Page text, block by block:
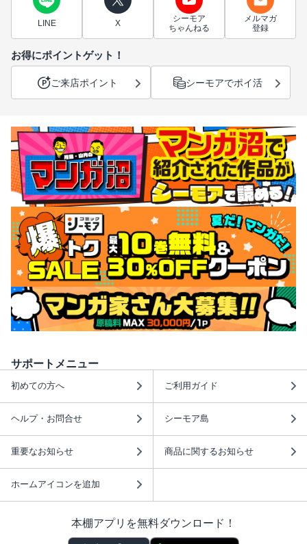
LINE X
シーモア
ちゃんねる
メルマガ
登録
お得にポイントゲット！
ご来店ポイント シーモアでポイ活
サポートメニュー
初めての方へ ご利用ガイド
ヘルプ・お問合せ シーモア島
重要なお知らせ 商品に関するお知らせ
ホームアイコンを追加
本棚アプリを無料ダウンロード！